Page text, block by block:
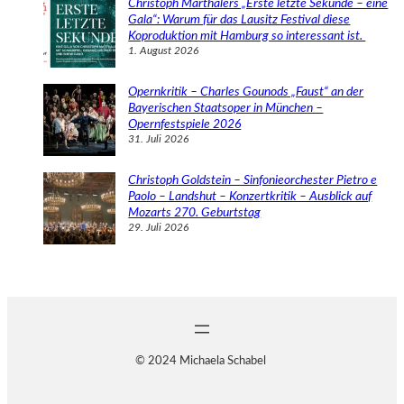
Christoph Marthalers „Erste letzte Sekunde – eine
Gala“: Warum für das Lausitz Festival diese
Koproduktion mit Hamburg so interessant ist.
1. August 2026
Opernkritik – Charles Gounods „Faust“ an der
Bayerischen Staatsoper in München –
Opernfestspiele 2026
31. Juli 2026
Christoph Goldstein – Sinfonieorchester Pietro e
Paolo – Landshut – Konzertkritik – Ausblick auf
Mozarts 270. Geburtstag
29. Juli 2026
© 2024 Michaela Schabel